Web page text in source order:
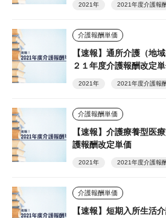
2021年 2021年度介護報
介護報酬単価
【速報】通所介護（
２１年度介護報酬改定
2021年 2021年度介護報
介護報酬単価
【速報】介護療養型
護報酬改定単価
2021年 2021年度介護報
介護報酬単価
【速報】短期入所生活